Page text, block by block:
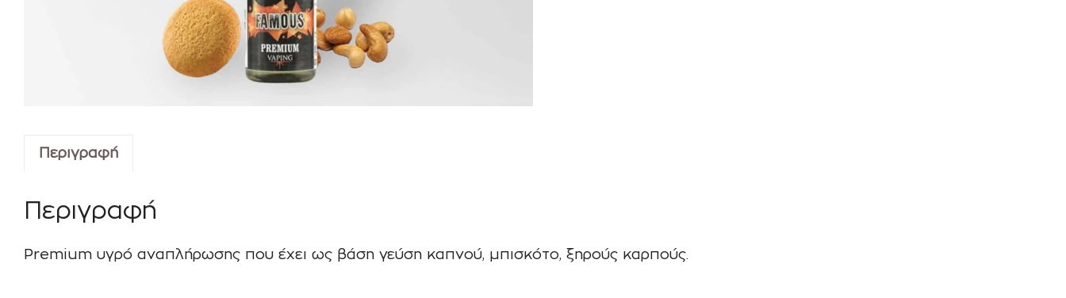
Περιγραφή
Περιγραφή
Premium υγρό αναπλήρωσης που έχει ως βάση γεύση καπνού, μπισκότο, ξηρούς καρπούς.